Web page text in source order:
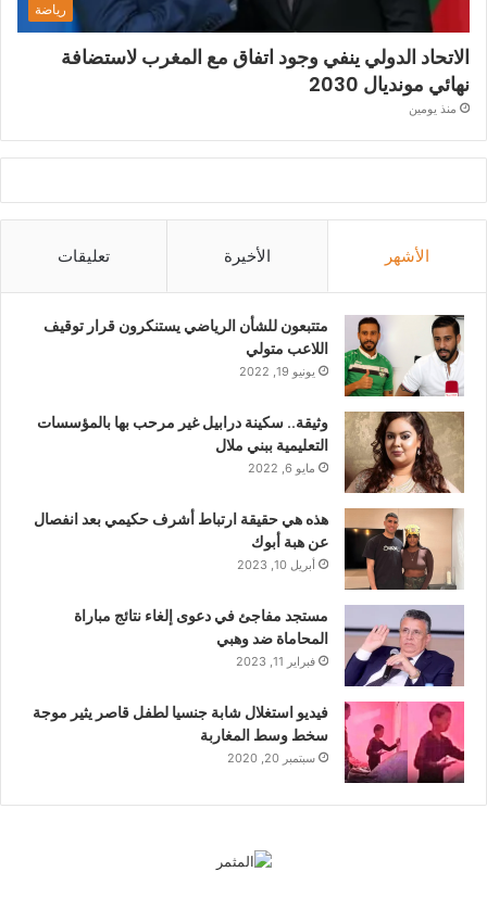
رياضة
الاتحاد الدولي ينفي وجود اتفاق مع المغرب لاستضافة
نهائي مونديال 2030
منذ يومين
الأشهر الأخيرة تعليقات
متتبعون للشأن الرياضي يستنكرون قرار توقيف
اللاعب متولي
يونيو 19, 2022
وثيقة.. سكينة درابيل غير مرحب بها بالمؤسسات
التعليمية ببني ملال
مايو 6, 2022
هذه هي حقيقة ارتباط أشرف حكيمي بعد انفصال
عن هبة أبوك
أبريل 10, 2023
مستجد مفاجئ في دعوى إلغاء نتائج مباراة
المحاماة ضد وهبي
فبراير 11, 2023
فيديو استغلال شابة جنسيا لطفل قاصر يثير موجة
سخط وسط المغاربة
سبتمبر 20, 2020